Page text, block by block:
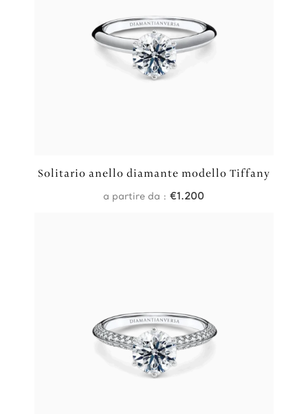
Solitario anello diamante modello Tiffany
a partire da :€1.200